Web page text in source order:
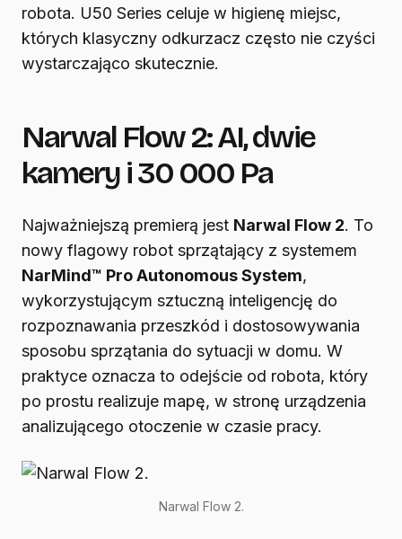
robota. U50 Series celuje w higienę miejsc,
których klasyczny odkurzacz często nie czyści
wystarczająco skutecznie.
Narwal Flow 2: AI, dwie
kamery i 30 000 Pa
Najważniejszą premierą jest Narwal Flow 2. To
nowy flagowy robot sprzątający z systemem
NarMind™ Pro Autonomous System,
wykorzystującym sztuczną inteligencję do
rozpoznawania przeszkód i dostosowywania
sposobu sprzątania do sytuacji w domu. W
praktyce oznacza to odejście od robota, który
po prostu realizuje mapę, w stronę urządzenia
analizującego otoczenie w czasie pracy.
Narwal Flow 2.